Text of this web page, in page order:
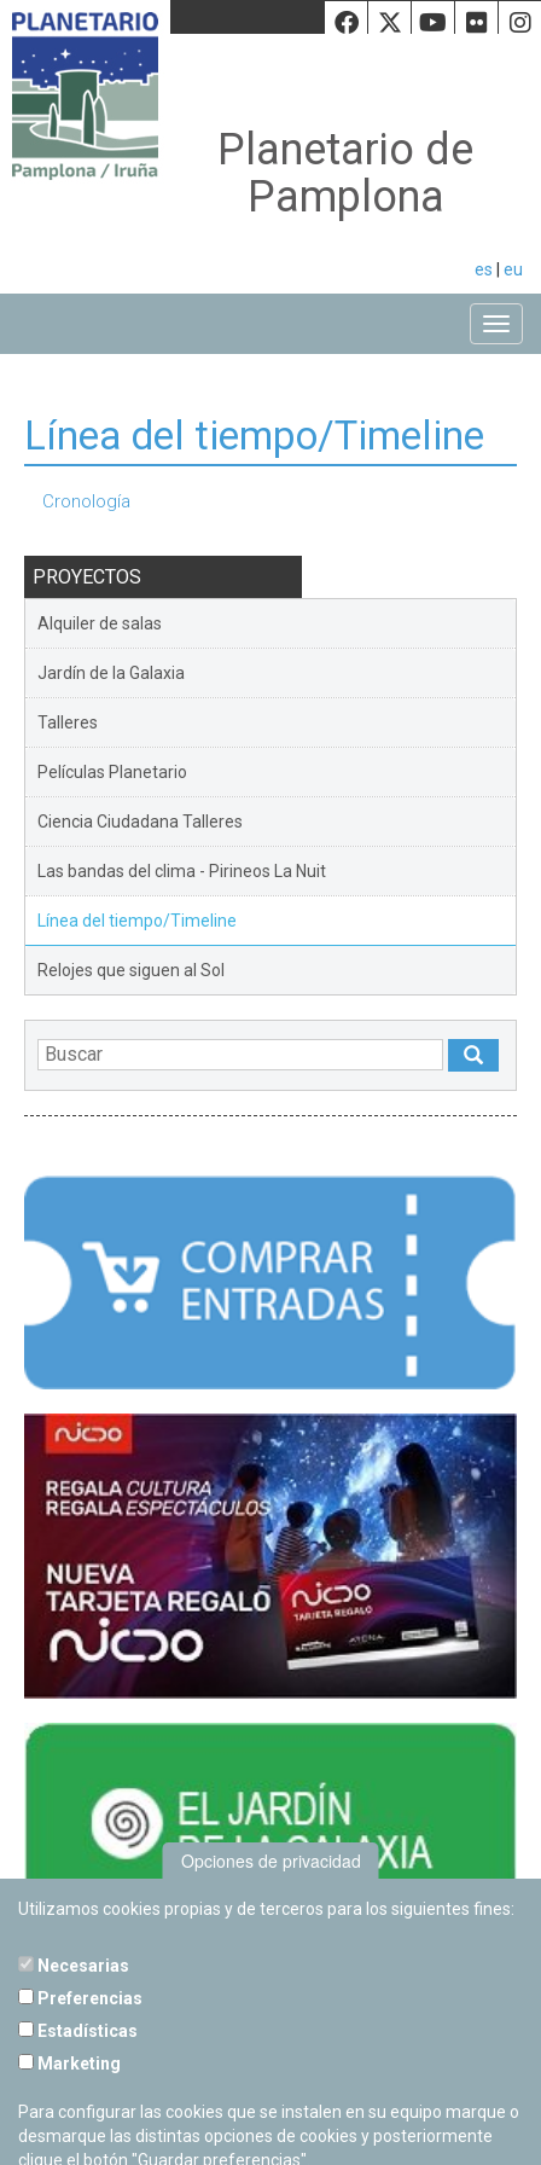
Facebook
Twiiter
Planetario de
Pamplona
es eu
Línea del tiempo/Timeline
Cronología
PROYECTOS
Alquiler de salas
Jardín de la Galaxia
Talleres
Películas Planetario
Ciencia Ciudadana Talleres
Las bandas del clima - Pirineos La Nuit
Línea del tiempo/Timeline
Relojes que siguen al Sol
Cerrado Temporalmente
Opciones de privacidad
Utilizamos cookies propias y de terceros para los siguientes fines:
Necesarias
Preferencias
Estadísticas
Marketing
Para configurar las cookies que se instalen en su equipo marque o
desmarque las distintas opciones de cookies y posteriormente
clique el botón "Guardar preferencias".